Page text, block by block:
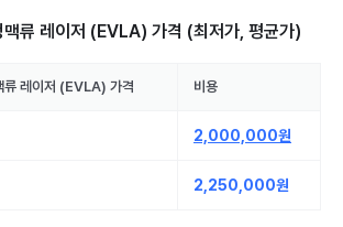
맥류 레이저 (EVLA) 가격 (최저가, 평균가)
류 레이저 (EVLA) 가격 비용
2,000,000원
2,250,000원